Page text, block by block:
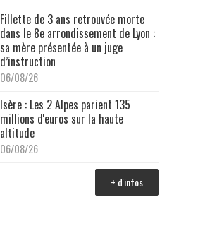
Fillette de 3 ans retrouvée morte
dans le 8e arrondissement de Lyon :
sa mère présentée à un juge
d’instruction
06/08/26
Isère : Les 2 Alpes parient 135
millions d'euros sur la haute
altitude
06/08/26
+ d'infos